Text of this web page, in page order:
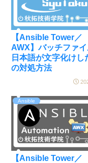
【Ansible Tower／
AWX】バッチファ
日本語が文字化けし
の対処方法
Ansible
【Ansible Tower／